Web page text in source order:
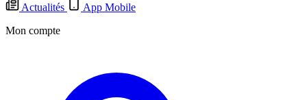
Actualités
App Mobile
Mon compte